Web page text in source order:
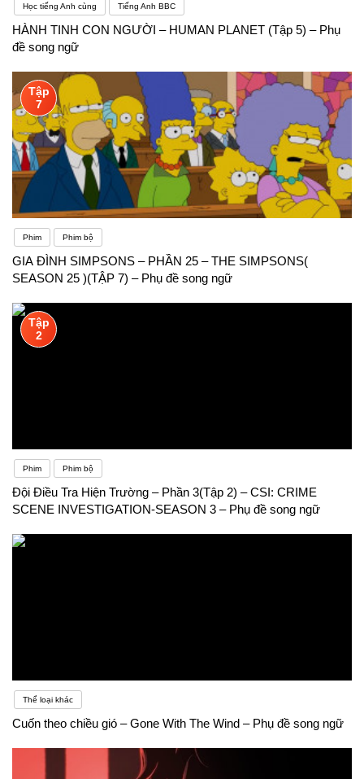
Học tiếng Anh cùng Tiếng Anh BBC
HÀNH TINH CON NGƯỜI – HUMAN PLANET (Tập 5) – Phụ
đề song ngữ
Tập
7
Phim Phim bộ
GIA ĐÌNH SIMPSONS – PHẦN 25 – THE SIMPSONS(
SEASON 25 )(TẬP 7) – Phụ đề song ngữ
Tập
2
Phim Phim bộ
Đội Điều Tra Hiện Trường – Phần 3(Tập 2) – CSI: CRIME
SCENE INVESTIGATION-SEASON 3 – Phụ đề song ngữ
Thể loại khác
Cuốn theo chiều gió – Gone With The Wind – Phụ đề song ngữ